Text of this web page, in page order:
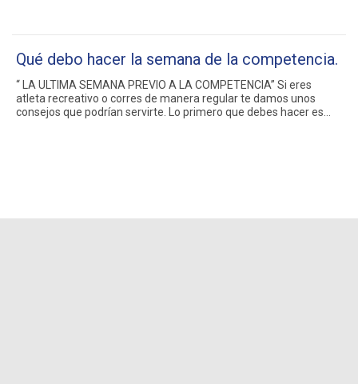
Qué debo hacer la semana de la competencia.
“ LA ULTIMA SEMANA PREVIO A LA COMPETENCIA” Si eres
atleta recreativo o corres de manera regular te damos unos
consejos que podrían servirte. Lo primero que debes hacer es…